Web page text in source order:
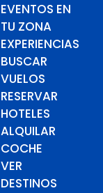
EVENTOS EN
TU ZONA
EXPERIENCIAS
BUSCAR
VUELOS
RESERVAR
HOTELES
ALQUILAR
COCHE
VER
DESTINOS